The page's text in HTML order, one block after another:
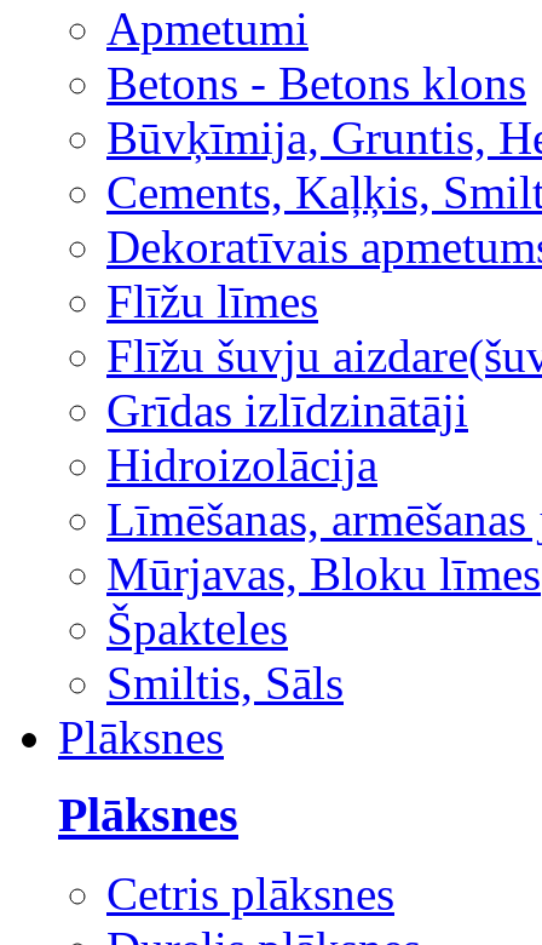
Apmetumi
Betons - Betons klons
Būvķīmija, Gruntis,
Cements, Kaļķis,
Dekoratīvais
Flīžu līmes
Flīžu šuvju
Grīdas izlīdzinātāji
Hidroizolācija
Līmēšanas, armēšanas
Mūrjavas, Bloku līmes
Špakteles
Smiltis, Sāls
Plāksnes
Plāksnes
Cetris plāksnes